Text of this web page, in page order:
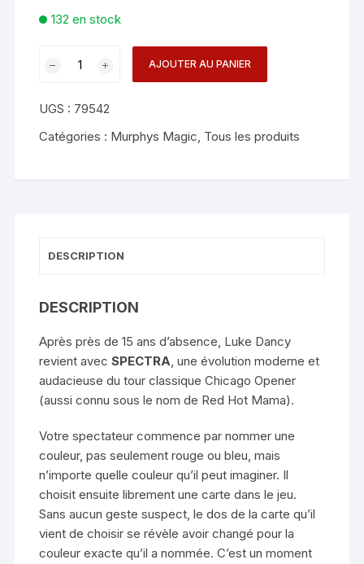
132 en stock
-
Luke
AJOUTER AU PANIER
UGS : 79542
Catégories : Murphys Magic, Tous les produits
DESCRIPTION
DESCRIPTION
Après près de 15 ans d’absence, Luke Dancy
revient avecSPECTRA, une évolution moderne et
audacieuse du tour classique Chicago Opener
(aussi connu sous le nom de Red Hot Mama).
Votre spectateur commence par nommer une
couleur, pas seulement rouge ou bleu, mais
n’importe quelle couleur qu’il peut imaginer. Il
choisit ensuite librement une carte dans le jeu.
Sans aucun geste suspect, le dos de la carte qu’il
vient de choisir se révèle avoir changé pour la
couleur exacte qu’il a nommée. C’est un moment